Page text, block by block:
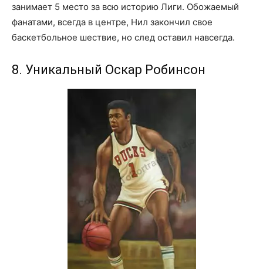
занимает 5 место за всю историю Лиги. Обожаемый
фанатами, всегда в центре, Нил закончил свое
баскетбольное шествие, но след оставил навсегда.
8. Уникальный Оскар Робинсон